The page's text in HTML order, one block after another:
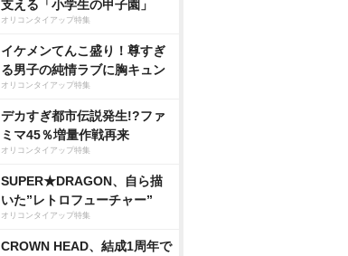
支える「小学生の甲子園」
オリコンタイアップ特集
イケメンてんこ盛り！尊すぎ
る男子の純情ラブに胸キュン
オリコンタイアップ特集
デカすぎ都市伝説発生!?ファ
ミマ45％増量作戦再来
オリコンタイアップ特集
SUPER★DRAGON、自ら描
いた”レトロフューチャー”
オリコンタイアップ特集
CROWN HEAD、結成1周年で